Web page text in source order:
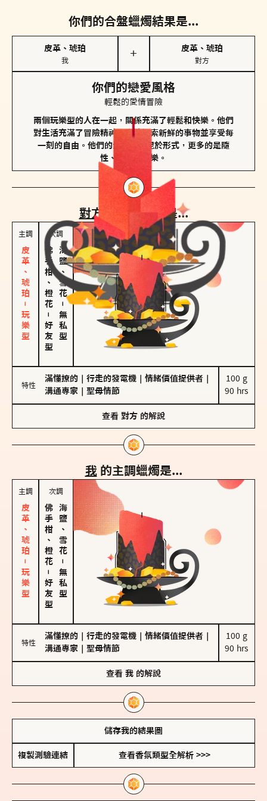
你們的合盤蠟燭結果是...
皮革、琥珀
我
＋
皮革、琥珀
對方
你們的戀愛風格
輕鬆的愛情冒險
兩個玩樂型的人在一起，關係充滿了輕鬆和快樂。他們
對生活充滿了冒險精神，喜歡探索新鮮的事物並享受每
一刻的自由。他們的愛情不拘泥於形式，更多的是隨
性、幽默和享樂。
對方 的主調蠟燭是...
主調
皮革、琥珀－玩樂型
次調
佛手柑、橙花
－
好友型
海鹽、雪花
－
無私型
特性
滿懂撩的 行走的發電機 情緒價值提供者
溝通專家
聖母情節
100 g
90 hrs
查看 對方 的解說
我 的主調蠟燭是...
主調
皮革、琥珀－玩樂型
次調
佛手柑、橙花
－
好友型
海鹽、雪花
－
無私型
特性
滿懂撩的 行走的發電機 情緒價值提供者
溝通專家
聖母情節
100 g
90 hrs
查看 我 的解說
儲存我的結果圖
複製測驗連結 查看香氛類型全解析 >>>